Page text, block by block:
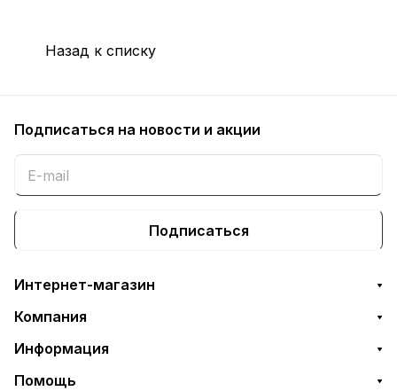
Назад к списку
Подписаться на новости и акции
Подписаться
Интернет-магазин
Компания
Информация
Помощь